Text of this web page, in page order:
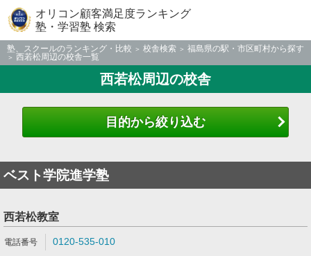
オリコン顧客満足度ランキング
塾・学習塾 検索
塾、スクールのランキング・比較 校舎検索
福島県の駅・市区町村から探す
西若松周辺の校舎一覧
西若松周辺の校舎
目的から絞り込む
ベスト学院進学塾
西若松教室
0120-535-010